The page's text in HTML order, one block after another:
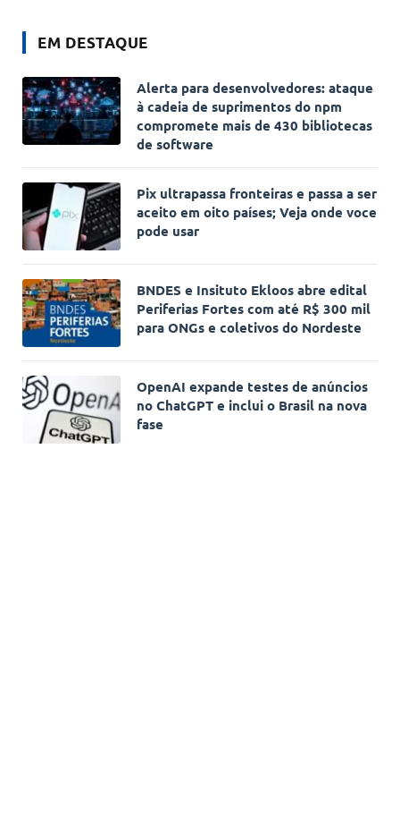
EM DESTAQUE
Alerta para desenvolvedores: ataque
à cadeia de suprimentos do npm
compromete mais de 430 bibliotecas
de software
Pix ultrapassa fronteiras e passa a ser
aceito em oito países; Veja onde voce
pode usar
BNDES e Insituto Ekloos abre edital
Periferias Fortes com até R$ 300 mil
para ONGs e coletivos do Nordeste
OpenAI expande testes de anúncios
no ChatGPT e inclui o Brasil na nova
fase